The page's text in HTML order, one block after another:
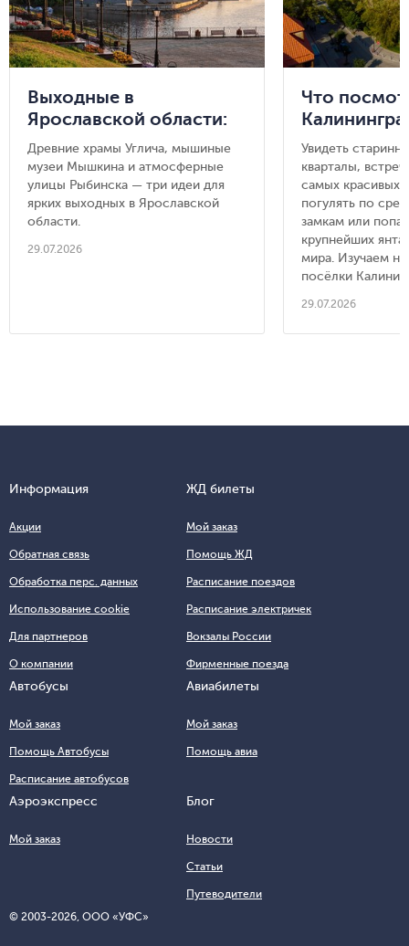
Выходные в
Ярославской области:
Углич, Мышкин и
Рыбинск
Древние храмы Углича, мышиные
музеи Мышкина и атмосферные
улицы Рыбинска — три идеи для
ярких выходных в Ярославской
области.
29.07.2026
Что
области: 8
городов,
съездить из
Увидеть
кварталы,
самых красивых
погулять по
замкам или
крупнейших
мира. Изучаем
посёлки
29.07.2026
© 2003-2026 , ООО «УФС»
Информация
Акции
Обратная связь
Обработка перс. данных
Использование cookie
Для партнеров
О компании
ЖД билеты
Мой заказ
Помощь ЖД
Расписание поездов
Расписание электричек
Вокзалы России
Фирменные поезда
Автобусы
Мой заказ
Помощь Автобусы
Расписание автобусов
Авиабилеты
Мой заказ
Помощь авиа
Аэроэкспресс
Мой заказ
Блог
Новости
Статьи
Путеводители